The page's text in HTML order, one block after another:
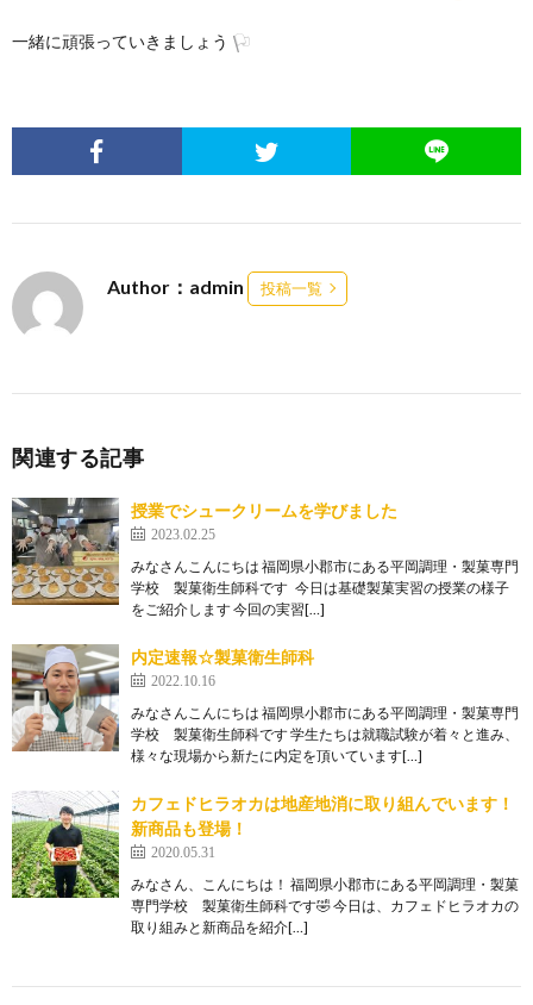
一緒に頑張っていきましょう
Author：admin 投稿一覧
関連する記事
授業でシュークリームを学びました
2023.02.25
みなさんこんにちは 福岡県小郡市にある平岡調理・製菓専門
学校 製菓衛生師科です 今日は基礎製菓実習の授業の様子
をご紹介します 今回の実習[…]
内定速報☆製菓衛生師科
2022.10.16
みなさんこんにちは 福岡県小郡市にある平岡調理・製菓専門
学校 製菓衛生師科です 学生たちは就職試験が着々と進み、
様々な現場から新たに内定を頂いています[…]
カフェドヒラオカは地産地消に取り組んでいます！
新商品も登場！
2020.05.31
みなさん、こんにちは！ 福岡県小郡市にある平岡調理・製菓
専門学校 製菓衛生師科です🤣 今日は、カフェドヒラオカの
取り組みと新商品を紹介[…]